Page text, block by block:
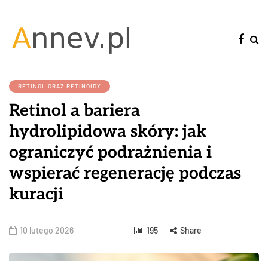
RETINOL ORAZ RETINOIDY
Retinol a bariera
hydrolipidowa skóry: jak
ograniczyć podrażnienia i
wspierać regenerację podczas
kuracji
10 lutego 2026 195 Share